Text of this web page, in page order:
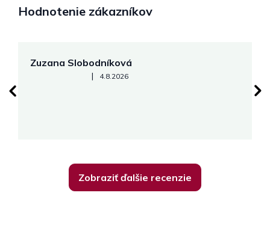
Hodnotenie zákazníkov
Zuzana Slobodníková
Hodnotenie obchodu je 5 z 5 hviezdičiek.
| 4.8.2026
Zobraziť ďalšie recenzie